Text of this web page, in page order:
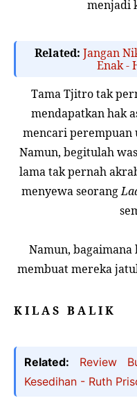
menjadi
Related: Jangan
Enak -
Tama Tjitro tak
mendapatkan hak
mencari perempuan
Namun, begitulah
lama tak pernah
menyewa seorang
Namun,
membuat mereka
K I L A S B A L I K
Related: Review
Kesedihan - Ruth